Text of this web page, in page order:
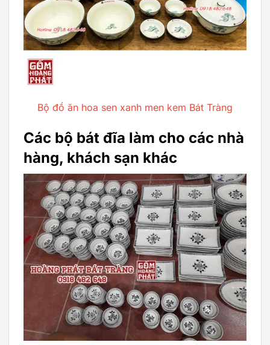
Bộ đồ ăn hoa sen xanh men kem Bát Tràng
Các bộ bát đĩa làm cho các nhà
hàng, khách sạn khác